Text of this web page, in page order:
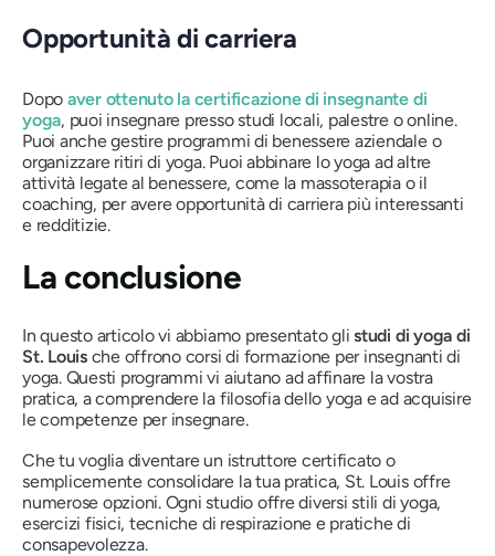
Opportunità di carriera
Dopo aver ottenuto la certificazione di insegnante di
yoga, puoi insegnare presso studi locali, palestre o online.
Puoi anche gestire programmi di benessere aziendale o
organizzare ritiri di yoga. Puoi abbinare lo yoga ad altre
attività legate al benessere, come la massoterapia o il
coaching, per avere opportunità di carriera più interessanti
e redditizie.
La conclusione
In questo articolo vi abbiamo presentato gli studi di yoga di
St. Louische offrono corsi di formazione per insegnanti di
yoga. Questi programmi vi aiutano ad affinare la vostra
pratica, a comprendere la filosofia dello yoga e ad acquisire
le competenze per insegnare.
Che tu voglia diventare un istruttore certificato o
semplicemente consolidare la tua pratica, St. Louis offre
numerose opzioni. Ogni studio offre diversi stili di yoga,
esercizi fisici, tecniche di respirazione e pratiche di
consapevolezza.